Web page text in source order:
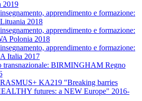
2019
apprendimento e formazione:
2018
apprendimento e formazione:
Polonia 2018
apprendimento e formazione:
Italia 2017
transnazionale: BIRMINGHAM Regno
KA219 "Breaking barries
futures: a NEW Europe" 2016-